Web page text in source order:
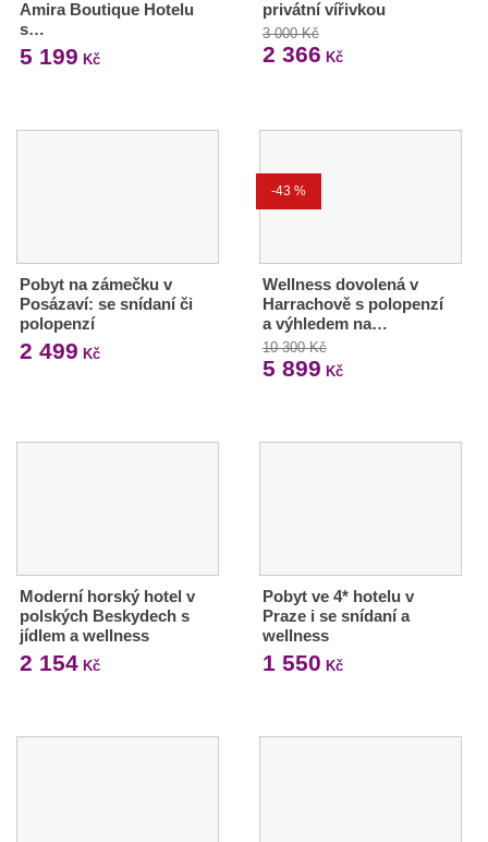
Amira Boutique Hotelu
s…
5 199 Kč
privátní vířivkou
3 000 Kč
2 366 Kč
Pobyt na zámečku v
Posázaví: se snídaní či
polopenzí
2 499 Kč
-43 %
Wellness dovolená v
Harrachově s polopenzí
a výhledem na…
10 300 Kč
5 899 Kč
Moderní horský hotel v
polských Beskydech s
jídlem a wellness
2 154 Kč
Pobyt ve 4* hotelu v
Praze i se snídaní a
wellness
1 550 Kč